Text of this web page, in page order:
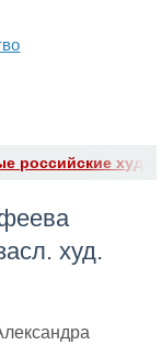
российские
худ.